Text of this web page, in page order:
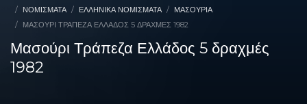
ΝΟΜΙΣΜΑΤΑ
ΕΛΛΗΝΙΚΆ ΝΟΜΊΣΜΑΤΑ
ΜΑΣΟΎΡΙΑ
ΜΑΣΟΎΡΙ ΤΡΆΠΕΖΑ ΕΛΛΆΔΟΣ 5 ΔΡΑΧΜΈΣ 1982
Μασούρι Τράπεζα Ελλάδος 5 δραχμές
1982